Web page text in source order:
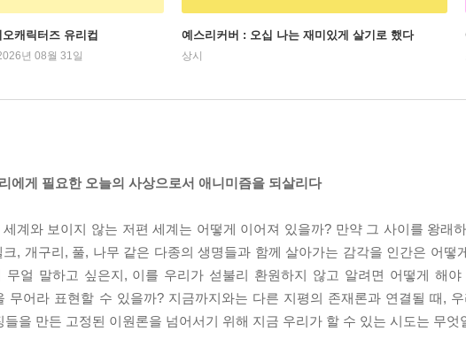
캐릭터즈 유리컵
년 08월 31일
예스리커버 : 오십 나는 재미있게 살기로 했다
상시
에게 필요한 오늘의 사상으로서 애니미즘을 되살리다
계와 보이지 않는 저편 세계는 어떻게 이어져 있을까? 만약 그 사이를 왕래
크, 개구리, 풀, 나무 같은 다종의 생명들과 함께 살아가는 감각을 인간은 어떻
무얼 말하고 싶은지, 이를 우리가 섣불리 환원하지 않고 알려면 어떻게 해
무어라 표현할 수 있을까? 지금까지와는 다른 지평의 존재론과 연결될 때,
들을 만든 고정된 이원론을 넘어서기 위해 지금 우리가 할 수 있는 시도는 무엇